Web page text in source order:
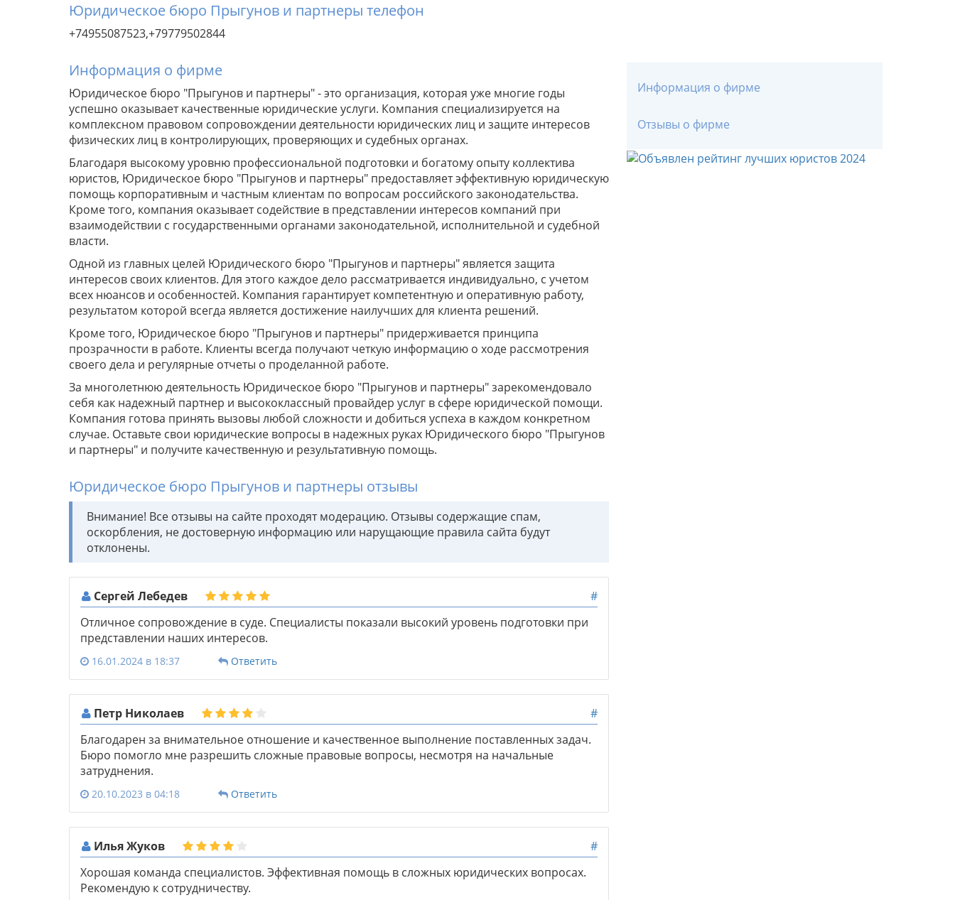
Юридическое бюро Прыгунов и партнеры телефон
+74955087523,+79779502844
Информация о фирме
Юридическое бюро "Прыгунов и партнеры" - это организация, которая уже многие годы
успешно оказывает качественные юридические услуги. Компания специализируется на
комплексном правовом сопровождении деятельности юридических лиц и защите интересов
физических лиц в контролирующих, проверяющих и судебных органах.
Благодаря высокому уровню профессиональной подготовки и богатому опыту коллектива
юристов, Юридическое бюро "Прыгунов и партнеры" предоставляет эффективную юридическую
помощь корпоративным и частным клиентам по вопросам российского законодательства.
Кроме того, компания оказывает содействие в представлении интересов компаний при
взаимодействии с государственными органами законодательной, исполнительной и судебной
власти.
Одной из главных целей Юридического бюро "Прыгунов и партнеры" является защита
интересов своих клиентов. Для этого каждое дело рассматривается индивидуально, с учетом
всех нюансов и особенностей. Компания гарантирует компетентную и оперативную работу,
результатом которой всегда является достижение наилучших для клиента решений.
Кроме того, Юридическое бюро "Прыгунов и партнеры" придерживается принципа
прозрачности в работе. Клиенты всегда получают четкую информацию о ходе рассмотрения
своего дела и регулярные отчеты о проделанной работе.
За многолетнюю деятельность Юридическое бюро "Прыгунов и партнеры" зарекомендовало
себя как надежный партнер и высококлассный провайдер услуг в сфере юридической помощи.
Компания готова принять вызовы любой сложности и добиться успеха в каждом конкретном
случае. Оставьте свои юридические вопросы в надежных руках Юридического бюро "Прыгунов
и партнеры" и получите качественную и результативную помощь.
Юридическое бюро Прыгунов и партнеры отзывы
Внимание! Все отзывы на сайте проходят модерацию. Отзывы содержащие спам,
оскорбления, не достоверную информацию или нарущающие правила сайта будут
отклонены.
Сергей Лебедев
#
Отличное сопровождение в суде. Специалисты показали высокий уровень подготовки при
представлении наших интересов.
16.01.2024 в 18:37 Ответить
Петр Николаев
#
Благодарен за внимательное отношение и качественное выполнение поставленных задач.
Бюро помогло мне разрешить сложные правовые вопросы, несмотря на начальные
затруднения.
20.10.2023 в 04:18 Ответить
Илья Жуков
#
Хорошая команда специалистов. Эффективная помощь в сложных юридических вопросах.
Рекомендую к сотрудничеству.
Информация о фирме
Отзывы о фирме